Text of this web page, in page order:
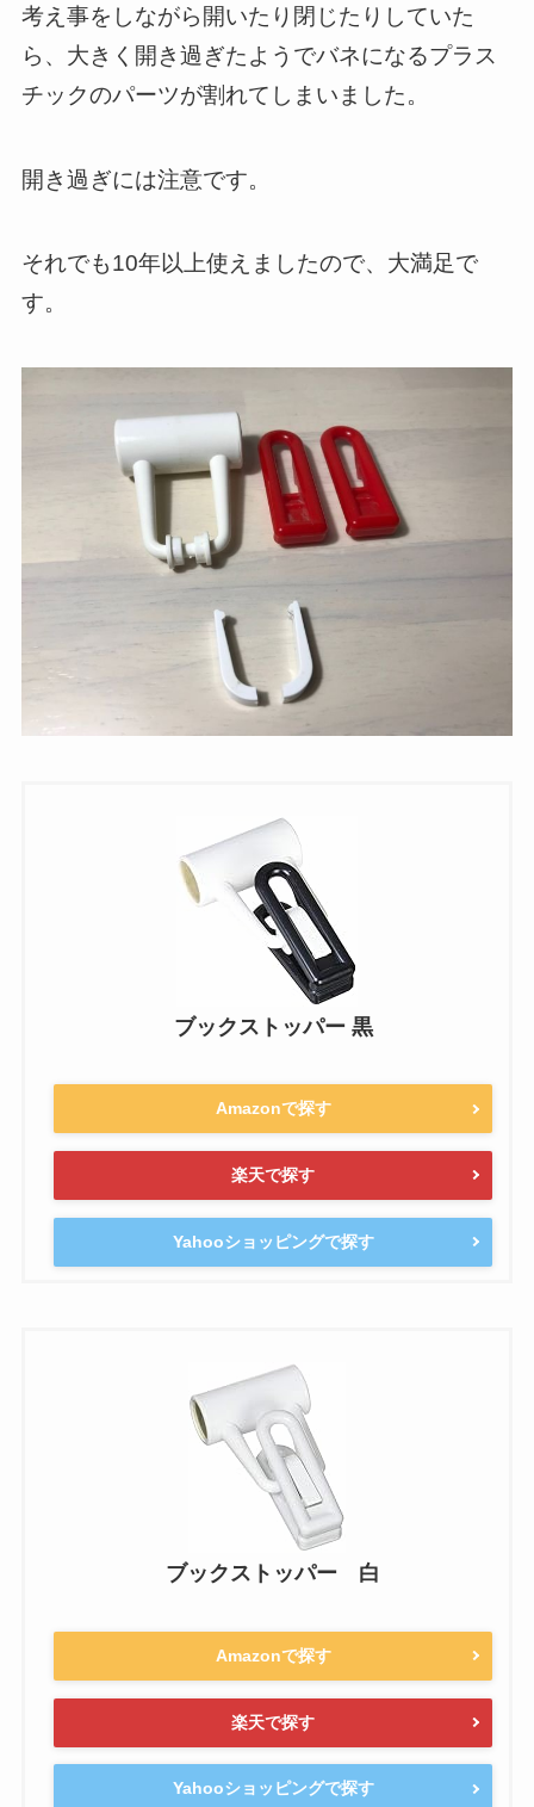
考え事をしながら開いたり閉じたりしていた
ら、大きく開き過ぎたようでバネになるプラス
チックのパーツが割れてしまいました。
開き過ぎには注意です。
それでも10年以上使えましたので、大満足で
す。
ブックストッパー 黒
Amazonで探す
楽天で探す
Yahooショッピングで探す
ブックストッパー 白
Amazonで探す
楽天で探す
Yahooショッピングで探す